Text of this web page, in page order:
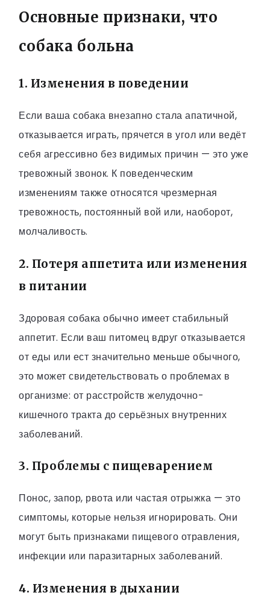
Основные признаки, что
собака больна
1. Изменения в поведении
Если ваша собака внезапно стала апатичной,
отказывается играть, прячется в угол или ведёт
себя агрессивно без видимых причин — это уже
тревожный звонок. К поведенческим
изменениям также относятся чрезмерная
тревожность, постоянный вой или, наоборот,
молчаливость.
2. Потеря аппетита или изменения
в питании
Здоровая собака обычно имеет стабильный
аппетит. Если ваш питомец вдруг отказывается
от еды или ест значительно меньше обычного,
это может свидетельствовать о проблемах в
организме: от расстройств желудочно-
кишечного тракта до серьёзных внутренних
заболеваний.
3. Проблемы с пищеварением
Понос, запор, рвота или частая отрыжка — это
симптомы, которые нельзя игнорировать. Они
могут быть признаками пищевого отравления,
инфекции или паразитарных заболеваний.
4. Изменения в дыхании